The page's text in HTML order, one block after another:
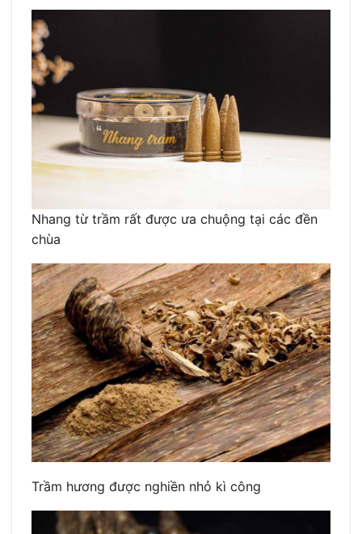
Nhang từ trầm rất được ưa chuộng tại các đền
chùa
Trầm hương được nghiền nhỏ kì công